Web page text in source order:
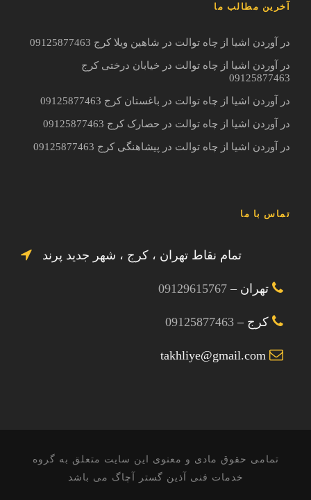
آخرین مطالب ما
در آوردن اشیا از چاه توالت در شاهین ویلا کرج 09125877463
در آوردن اشیا از چاه توالت در خیابان درختی کرج
09125877463
در آوردن اشیا از چاه توالت در باغستان کرج 09125877463
در آوردن اشیا از چاه توالت در حصارک کرج 09125877463
در آوردن اشیا از چاه توالت در پیشاهنگی کرج 09125877463
تماس با ما
تمام نقاط تهران ، کرج ، شهر جدید پرند
تهران – 09129615767
کرج – 09125877463
تمامی حقوق مادی و معنوی این سایت متعلق به گروه
خدمات فنی آذین گستر آچاگ می باشد